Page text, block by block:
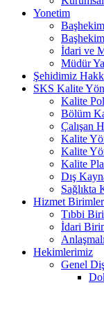
Yonetim
Başhekim
Başhekim
İdari ve
Müdür
Şehidimiz
SKS Kalite
Kalite
Bölüm
Çalışan
Kalite
Kalite
Kalite
Dış
Sağlıkta
Hizmet
Tıbbi
İdari
Hekimlerimiz
Genel